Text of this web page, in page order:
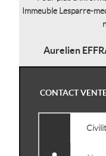
Immeuble Lesparre-
Aurelien
CONTACT